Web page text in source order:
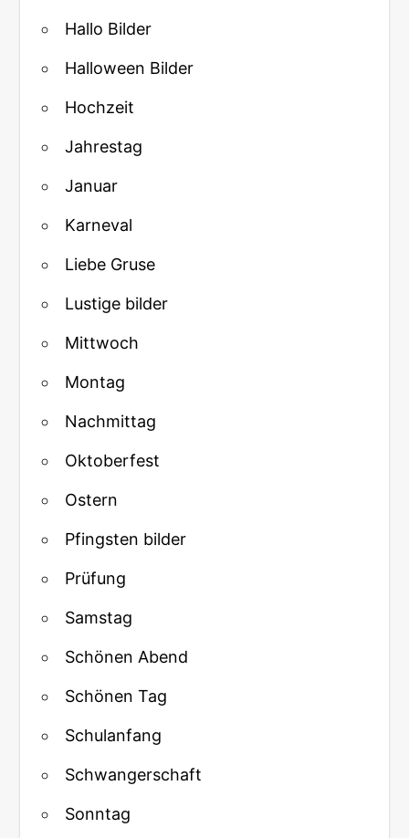
Hallo Bilder
Halloween Bilder
Hochzeit
Jahrestag
Januar
Karneval
Liebe Gruse
Lustige bilder
Mittwoch
Montag
Nachmittag
Oktoberfest
Ostern
Pfingsten bilder
Prüfung
Samstag
Schönen Abend
Schönen Tag
Schulanfang
Schwangerschaft
Sonntag